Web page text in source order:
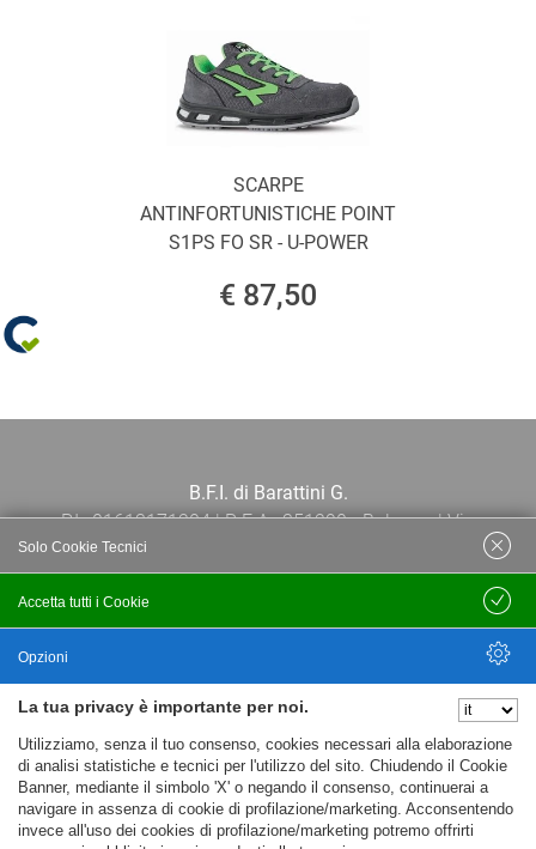
SCARPE
ANTINFORTUNISTICHE POINT
S1PS FO SR - U-POWER
€ 87,50
B.F.I. di Barattini G.
P.I.: 01613171204 | R.E.A.: 351290 - Bologna | Via
Po 13E, 40139, Bologna | Telefono: 051
444638 | Email: bfi@bfi.bo.it
Privacy policy
Cookie policy
La tua privacy è importante per noi.
Utilizziamo, senza il tuo consenso, cookies necessari alla elaborazione
di analisi statistiche e tecnici per l'utilizzo del sito. Chiudendo il Cookie
Banner, mediante il simbolo 'X' o negando il consenso, continuerai a
navigare in assenza di cookie di profilazione/marketing. Acconsentendo
invece all'uso dei cookies di profilazione/marketing potremo offrirti
Accetta tutti i Cookie
Solo Cookie Tecnici
Salva
Opzioni
Nascondi Opzioni